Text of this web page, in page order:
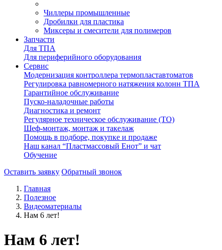
Чиллеры промышленные
Дробилки для пластика
Миксеры и смесители для полимеров
Запчасти
Для ТПА
Для периферийного оборудования
Сервис
Модернизация контроллера термопластавтоматов
Регулировка равномерного натяжения колонн ТПА
Гарантийное обслуживание
Пуско-наладочные работы
Диагностика и ремонт
Регулярное техническое обслуживание (ТО)
Шеф-монтаж, монтаж и такелаж
Помощь в подборе, покупке и продаже
Наш канал “Пластмассовый Енот” и чат
Обучение
Оставить заявку Обратный звонок
Главная
Полезное
Видеоматериалы
Нам 6 лет!
Нам 6 лет!